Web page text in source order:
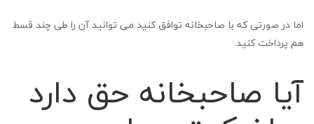
اما در صورتی که با صاحبخانه توافق کنید می توانید آن را طی چند قسط
هم پرداخت کنید.
آیا صاحبخانه حق دارد